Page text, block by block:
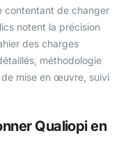
contentant de changer
notent la précision
des charges
méthodologie
mise en œuvre, suivi
Qualiopi en